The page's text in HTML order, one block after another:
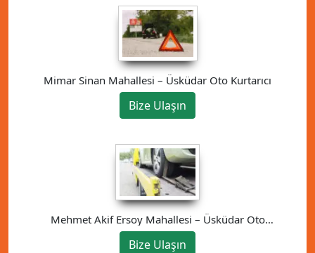
Mimar Sinan Mahallesi – Üsküdar Oto Kurtarıcı
Bize Ulaşın
Mehmet Akif Ersoy Mahallesi – Üsküdar Oto
Kurtarıcı
Bize Ulaşın